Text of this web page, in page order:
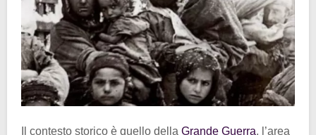
Il contesto storico è quello della Grande Guerra, l’area